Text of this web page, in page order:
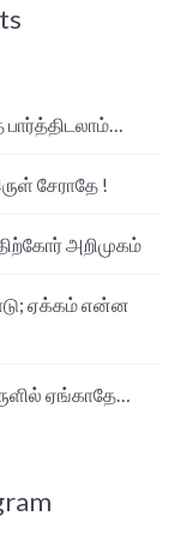
சேராதே !
அறிமுகம்
ஏக்கம் என்ன
ஏங்காதே…